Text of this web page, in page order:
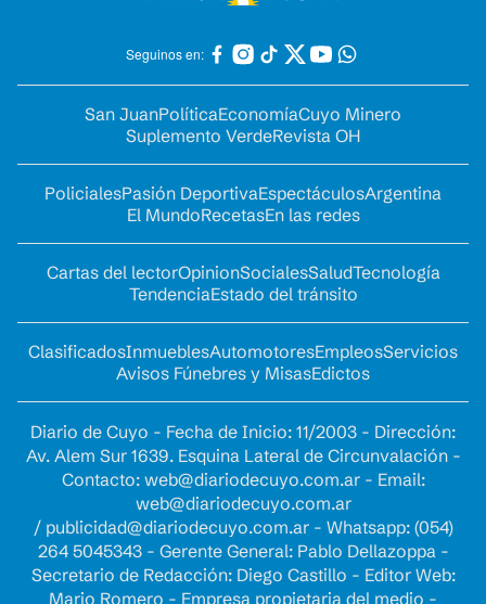
Seguinos en:
San JuanPolíticaEconomíaCuyo Minero
Suplemento VerdeRevista OH
PolicialesPasión DeportivaEspectáculosArgentina
El MundoRecetasEn las redes
Cartas del lectorOpinionSocialesSaludTecnología
TendenciaEstado del tránsito
ClasificadosInmueblesAutomotoresEmpleosServicios
Avisos Fúnebres y MisasEdictos
Diario de Cuyo - Fecha de Inicio: 11/2003 - Dirección:
Av. Alem Sur 1639. Esquina Lateral de Circunvalación -
Contacto: web@diariodecuyo.com.ar- Email:
web@diariodecuyo.com.ar
/ publicidad@diariodecuyo.com.ar- Whatsapp: (054)
264 5045343 - Gerente General: Pablo Dellazoppa -
Secretario de Redacción: Diego Castillo - Editor Web:
Mario Romero - Empresa propietaria del medio -